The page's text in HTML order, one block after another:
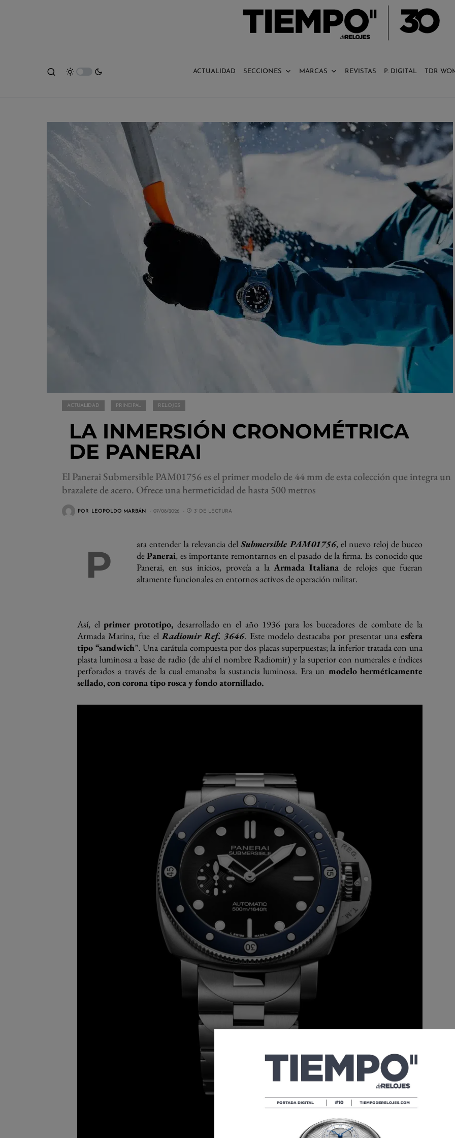
ACTUALIDAD SECCIONES MARCAS REVISTAS P. DIGITAL TDR
ACTUALIDAD PRINCIPAL RELOJES
LA INMERSIÓN CRONOMÉTRICA
DE PANERAI
El Panerai Submersible PAM01756 es el primer modelo de 44 mm de esta colección que integra un
brazalete de acero. Ofrece una hermeticidad de hasta 500 metros
POR LEOPOLDO MARBÁN 07/08/2026 3' DE LECTURA
P ara entender la relevancia delSubmersible PAM01756, el nuevo reloj de buceo
dePanerai, es importante remontarnos en el pasado de la firma. Es conocido que
Panerai, en sus inicios, proveía a laArmada Italiana de relojes que fueran
altamente funcionales en entornos activos de operación militar.
Así, elprimer prototipo, desarrollado en el año 1936 para los buceadores de combate de la
Armada Marina, fue elRadiomir Ref. 3646. Este modelo destacaba por presentar unaesfera
tipo “sandwich”. Una carátula compuesta por dos placas superpuestas; la inferior tratada con una
plasta luminosa a base de radio (de ahí el nombre Radiomir) y la superior con numerales e índices
perforados a través de la cual emanaba la sustancia luminosa. Era un modelo herméticamente
sellado, con corona tipo rosca y fondo atornillado.